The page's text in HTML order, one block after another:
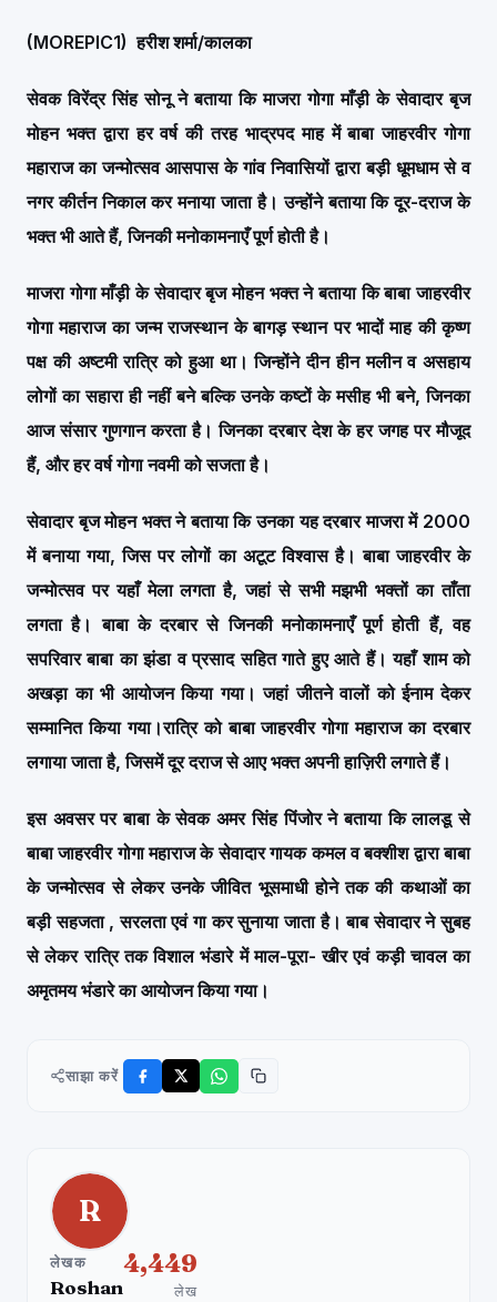
(MOREPIC1)हरीश शर्मा/कालका
सेवक विरेंद्र सिंह सोनू ने बताया कि माजरा गोगा माँड़ी के सेवादार बृज
मोहन भक्त द्वारा हर वर्ष की तरह भाद्रपद माह में बाबा जाहरवीर गोगा
महाराज का जन्मोत्सव आसपास के गांव निवासियों द्वारा बड़ी धूमधाम से व
नगर कीर्तन निकाल कर मनाया जाता है। उन्होंने बताया कि दूर-दराज के
भक्त भी आते हैं, जिनकी मनोकामनाएँ पूर्ण होती है।
माजरा गोगा माँड़ी के सेवादार बृज मोहन भक्त ने बताया कि बाबा जाहरवीर
गोगा महाराज का जन्म राजस्थान के बागड़ स्थान पर भादों माह की कृष्ण
पक्ष की अष्टमी रात्रि को हुआ था।जिन्होंने दीन हीन मलीन व असहाय
लोगों का सहारा ही नहीं बने बल्कि उनके कष्टों के मसीह भी बने, जिनका
आज संसार गुणगान करता है। जिनका दरबार देश के हर जगह पर मौजूद
हैं, और हर वर्ष गोगा नवमी को सजता है।
सेवादार बृज मोहन भक्त ने बताया कि उनका यह दरबार माजरा में 2000
में बनाया गया, जिस पर लोगों का अटूट विश्वास है। बाबा जाहरवीर के
जन्मोत्सव पर यहाँ मेला लगता है, जहां से सभी मझभी भक्तों का ताँता
लगता है। बाबा के दरबार से जिनकी मनोकामनाएँ पूर्ण होती हैं, वह
सपरिवार बाबा का झंडा व प्रसाद सहित गाते हुए आते हैं। यहाँ शाम को
अखड़ा का भी आयोजन किया गया। जहां जीतने वालों को ईनाम देकर
सम्मानित किया गया।रात्रि को बाबा जाहरवीर गोगा महाराज का दरबार
लगाया जाता है, जिसमें दूर दराज से आए भक्त अपनी हाज़िरी लगाते हैं।
इस अवसर पर बाबा के सेवक अमर सिंह पिंजोर ने बताया कि लालडू से
बाबा जाहरवीर गोगा महाराज के सेवादार गायक कमल व बक्शीश द्वारा बाबा
के जन्मोत्सव से लेकर उनके जीवित भूसमाधी होने तक की कथाओं का
बड़ी सहजता , सरलता एवं गा कर सुनाया जाता है। बाब सेवादार ने सुबह
से लेकर रात्रि तक विशाल भंडारे में माल-पूरा- खीर एवं कड़ी चावल का
अमृतमय भंडारे का आयोजन किया गया।
साझा करें
R
लेखक
Roshan
4,449
लेख